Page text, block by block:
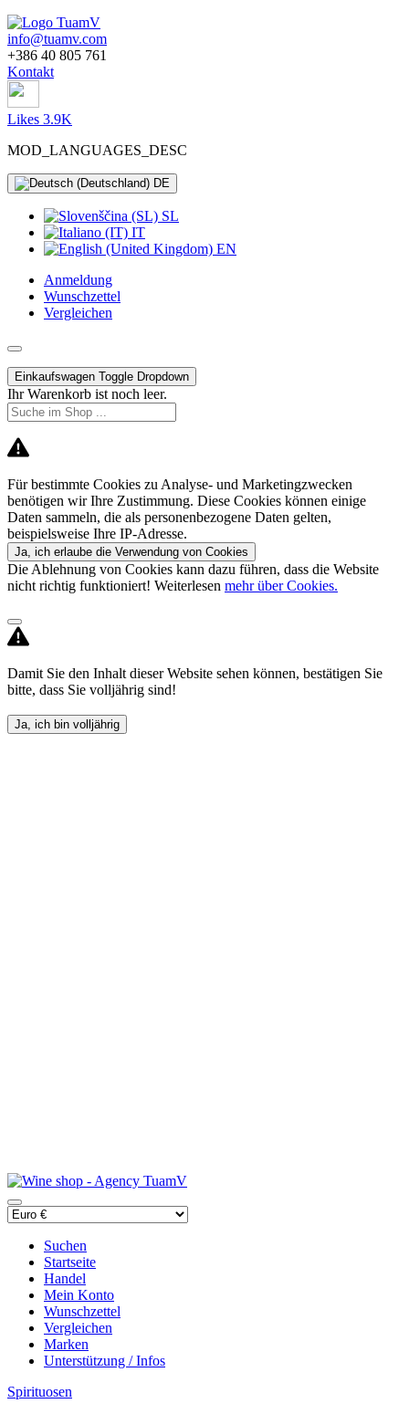
info@tuamv.com
+386 40 805 761
Kontakt
Likes 3.9K
MOD_LANGUAGES_DESC
DE
SL
IT
EN
Anmeldung
Wunschzettel
Vergleichen
Einkaufswagen Toggle Dropdown
Ihr Warenkorb ist noch leer.
Für bestimmte Cookies zu Analyse- und Marketingzwecken
benötigen wir Ihre Zustimmung. Diese Cookies können einige
Daten sammeln, die als personenbezogene Daten gelten,
beispielsweise Ihre IP-Adresse.
Ja, ich erlaube die Verwendung von Cookies
Die Ablehnung von Cookies kann dazu führen, dass die Website
nicht richtig funktioniert! Weiterlesen mehr über Cookies.
Damit Sie den Inhalt dieser Website sehen können, bestätigen Sie
bitte, dass Sie volljährig sind!
Ja, ich bin volljährig
Suchen
Startseite
Handel
Mein Konto
Wunschzettel
Vergleichen
Marken
Unterstützung / Infos
Spirituosen